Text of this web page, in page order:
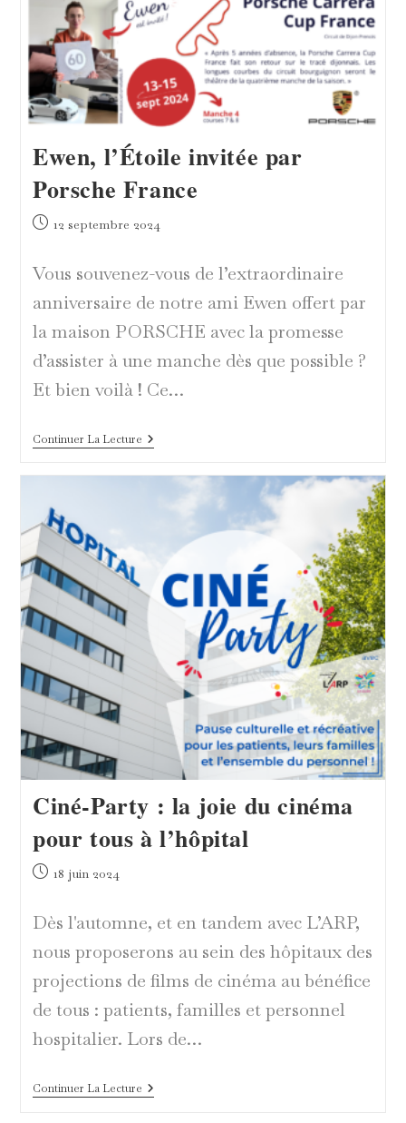
Ewen, l’Étoile invitée par
Porsche France
Publication
12 septembre 2024
Vous souvenez-vous de l’extraordinaire
anniversaire de notre ami Ewen offert par
la maison PORSCHE avec la promesse
d’assister à une manche dès que possible ?
Et bien voilà ! Ce…
Continuer La LectureEwen,
L’Étoile
Porsche
Ciné-Party : la joie du cinéma
pour tous à l’hôpital
Publication
18 juin 2024
Dès l'automne, et en tandem avec L’ARP,
nous proposerons au sein des hôpitaux des
projections de films de cinéma au bénéfice
de tous : patients, familles et personnel
hospitalier. Lors de…
Continuer La LectureCiné-